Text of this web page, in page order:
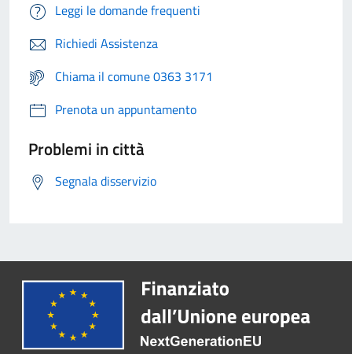
Leggi le domande frequenti
Richiedi Assistenza
Chiama il comune 0363 3171
Prenota un appuntamento
Problemi in città
Segnala disservizio